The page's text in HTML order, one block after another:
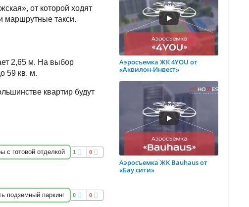
от которой ходят
маршрутные такси.
2,65 м. На выбор
59 кв. м.
квартир будут
с готовой отделкой 1 0
подземный паркинг 0 0
Аэросъемка ЖК 4YOU от
«Аквилон-Инвест»
Аэросъемка ЖК Bauhaus от
«Бау сити»